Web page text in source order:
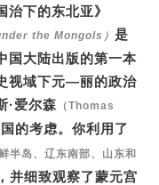
下的东北亚》
the Mongols） 是
国大陆出版的第一本
视域下元—丽的政治
·爱尔森 （Thomas
的考虑。你利用了
半岛、辽东南部、山东和
并细致观察了蒙元宫